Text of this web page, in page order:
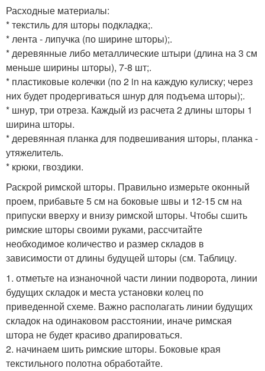
Расходные материалы:
* текстиль для шторы подкладка;.
* лента - липучка (по ширине шторы);.
* деревянные либо металлические штыри (длина на 3 см
меньше ширины шторы), 7-8 шт;.
* пластиковые колечки (по 2 in на каждую кулиску; через
них будет продергиваться шнур для подъема шторы);.
* шнур, три отреза. Каждый из расчета 2 длины шторы 1
ширина шторы.
* деревянная планка для подвешивания шторы, планка -
утяжелитель.
* крюки, гвоздики.
Раскрой римской шторы. Правильно измерьте оконный
проем, прибавьте 5 см на боковые швы и 12-15 см на
припуски вверху и внизу римской шторы. Чтобы сшить
римские шторы своими руками, рассчитайте
необходимое количество и размер складов в
зависимости от длины будущей шторы (см. Таблицу.
1. отметьте на изнаночной части линии подворота, линии
будущих складок и места установки колец по
приведенной схеме. Важно располагать линии будущих
складок на одинаковом расстоянии, иначе римская
штора не будет красиво драпироваться.
2. начинаем шить римские шторы. Боковые края
текстильного полотна обработайте.